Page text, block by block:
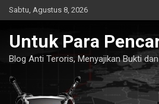
Skip
to
Sabtu, Agustus 8, 2026
Untuk Para
Blog Anti Teroris, Menyajikan Bukti